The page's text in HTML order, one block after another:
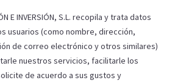
E INVERSIÓN, S.L. recopila y trata datos
usuarios (como nombre, dirección,
de correo electrónico y otros similares)
nuestros servicios, facilitarle los
de acuerdo a sus gustos y